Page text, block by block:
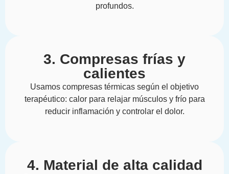
profundos.
3. Compresas frías y
calientes
Usamos compresas térmicas según el objetivo
terapéutico: calor para relajar músculos y frío para
reducir inflamación y controlar el dolor.
4. Material de alta calidad